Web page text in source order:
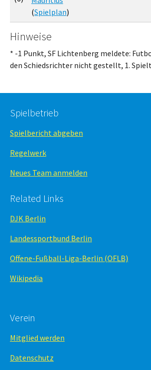
(Spielplan)
Hinweise
* -1 Punkt, SF Lichtenberg meldete:
den Schiedsrichter nicht gestellt, 1.
Spielbetrieb
Spielbericht abgeben
Regelwerk
Neues Team anmelden
Related Links
DJK Berlin
Landessportbund Berlin
Offene-Fußball-Liga-Berlin (OFLB)
Wikipedia
Verein
Mitglied werden
Datenschutz